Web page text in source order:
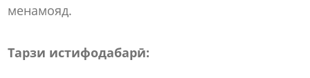
менамояд.
Тарзи истифодабарӣ: